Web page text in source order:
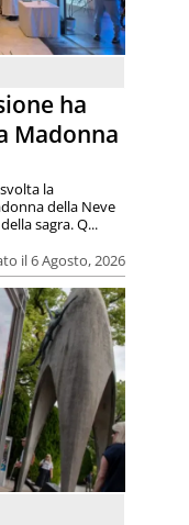
ha
Madonna
il 6 Agosto, 2026
la
della Neve
sagra. Q...